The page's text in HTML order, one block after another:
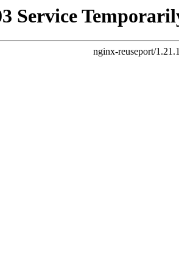
Service
nginx-reuseport/1.21.1